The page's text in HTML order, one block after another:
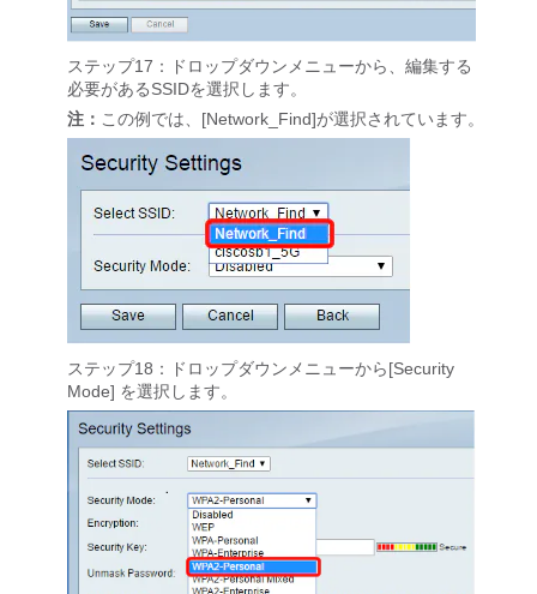
ステップ17：ドロップダウンメニューから、編集する
必要があるSSIDを選択します。
注： この例では、[Network_Find]が選択されています。
ステップ18：ドロップダウンメニューから[Security
Mode] を選択します。